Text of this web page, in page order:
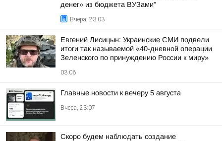
денег» из бюджета ВУЗами"
Вчера, 23:03
Евгений Лисицын: Украинские СМИ подвели
итоги так называемой «40-дневной операции
Зеленского по принуждению России к миру»
03:06
Главные новости к вечеру 5 августа
Вчера, 23:07
Скоро будем наблюдать создание